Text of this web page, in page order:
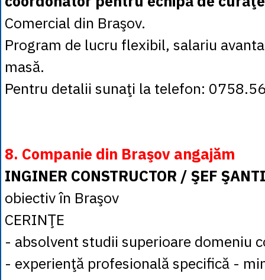
Comercial din Braşov.
Program de lucru flexibil, salariu
masă.
Pentru detalii sunaţi la telefon:
8. Companie din Braşov angajăm
INGINER CONSTRUCTOR / ŞEF
obiectiv în Braşov
CERINŢE
- absolvent studii superioare domeniu
- experienţă profesională specifică -